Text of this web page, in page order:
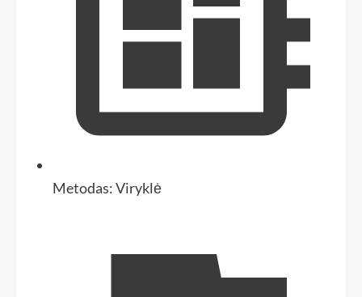
Metodas:Viryklė